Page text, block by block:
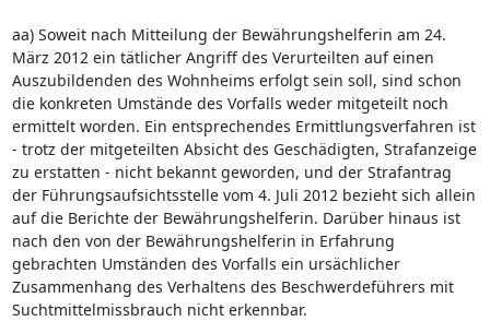
aa) Soweit nach Mitteilung der Bewährungshelferin am 24.
März 2012 ein tätlicher Angriff des Verurteilten auf einen
Auszubildenden des Wohnheims erfolgt sein soll, sind schon
die konkreten Umstände des Vorfalls weder mitgeteilt noch
ermittelt worden. Ein entsprechendes Ermittlungsverfahren ist
- trotz der mitgeteilten Absicht des Geschädigten, Strafanzeige
zu erstatten - nicht bekannt geworden, und der Strafantrag
der Führungsaufsichtsstelle vom 4. Juli 2012 bezieht sich allein
auf die Berichte der Bewährungshelferin. Darüber hinaus ist
nach den von der Bewährungshelferin in Erfahrung
gebrachten Umständen des Vorfalls ein ursächlicher
Zusammenhang des Verhaltens des Beschwerdeführers mit
Suchtmittelmissbrauch nicht erkennbar.